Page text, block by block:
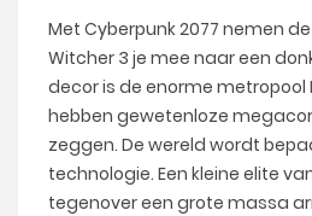
Met Cyberpunk 2077 nemen
Witcher 3 je mee naar een
decor is de enorme metropool
hebben gewetenloze
zeggen. De wereld wordt
technologie. Een kleine elite
tegenover een grote massa